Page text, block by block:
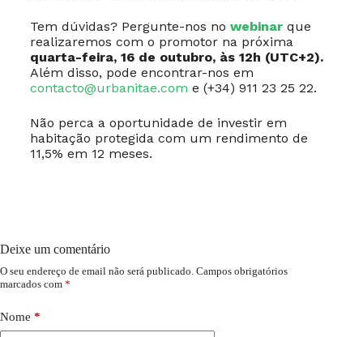
Tem dúvidas? Pergunte-nos no webinarque
realizaremos com o promotor na próxima
quarta-feira, 16 de outubro, às 12h (UTC+2).
Além disso, pode encontrar-nos em
contacto@urbanitae.com e (+34) 911 23 25 22.
Não perca a oportunidade de investir em
habitação protegida com um rendimento de
11,5% em 12 meses.
Deixe um comentário
O seu endereço de email não será publicado. Campos obrigatórios
marcados com *
Nome *